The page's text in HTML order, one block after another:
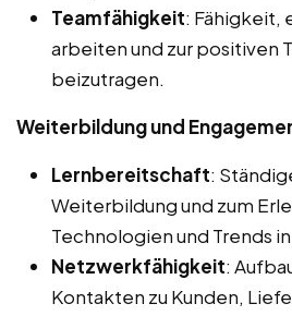
Teamfähigkeit: Fähigkeit,
arbeiten und zur positiven
beizutragen.
Weiterbildung und
Lernbereitschaft:
Weiterbildung und zum
Technologien und Trends
Netzwerkfähigkeit:
Kontakten zu Kunden,